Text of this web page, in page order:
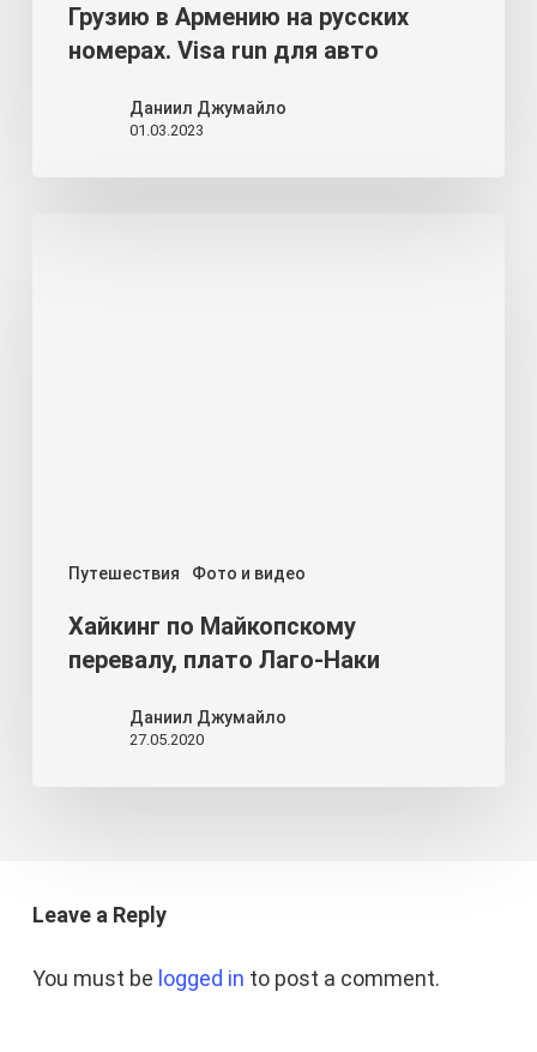
авто
Грузию в Армению на русских
номерах. Visa run для авто
Даниил Джумайло
01.03.2023
Путешествия Фото и видео
Хайкинг по Майкопскому
перевалу, плато Лаго-Наки
Даниил Джумайло
27.05.2020
Leave a Reply
You must be logged in to post a comment.